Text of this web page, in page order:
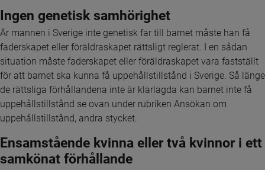
Ingen genetisk samhörighet
Är mannen i Sverige inte genetisk far till barnet måste han få
faderskapet eller föräldraskapet rättsligt reglerat. I en sådan
situation måste faderskapet eller föräldraskapet vara fastställt
för att barnet ska kunna få uppehållstillstånd i Sverige. Så länge
de rättsliga förhållandena inte är klarlagda kan barnet inte få
uppehållstillstånd se ovan under rubriken Ansökan om
uppehållstillstånd, andra stycket.
Ensamstående kvinna eller två kvinnor i ett
samkönat förhållande